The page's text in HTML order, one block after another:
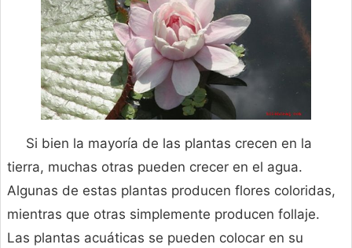
Si bien la mayoría de las plantas crecen en la
tierra, muchas otras pueden crecer en el agua.
Algunas de estas plantas producen flores coloridas,
mientras que otras simplemente producen follaje.
Las plantas acuáticas se pueden colocar en su